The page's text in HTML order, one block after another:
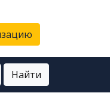
Найти